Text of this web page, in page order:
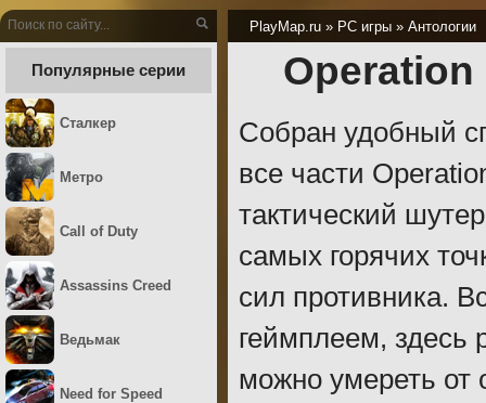
PlayMap.ru » PC игры » Антологии
Operation
Собран удобный
все части
тактический
самых горячих
сил противника.
геймплеем, здесь
можно умереть от
Популярные серии
Сталкер
Метро
Call of Duty
Assassins Creed
Ведьмак
Need for Speed